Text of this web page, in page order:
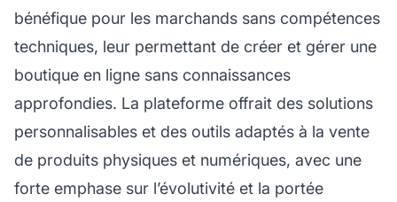
bénéfique pour les marchands sans compétences
techniques, leur permettant de créer et gérer une
boutique en ligne sans connaissances
approfondies. La plateforme offrait des solutions
personnalisables et des outils adaptés à la vente
de produits physiques et numériques, avec une
forte emphase sur l’évolutivité et la portée